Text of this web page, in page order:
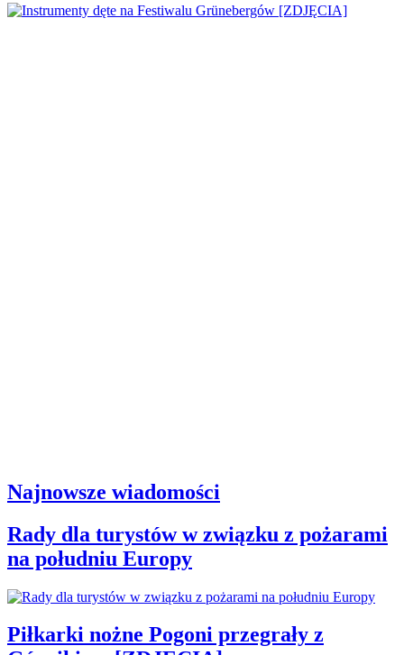
Najnowsze wiadomości
Rady dla turystów w związku z pożarami
na południu Europy
Piłkarki nożne Pogoni przegrały z